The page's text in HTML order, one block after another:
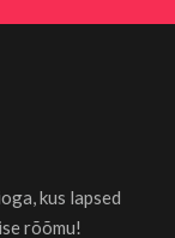
kus lapsed
rõõmu!